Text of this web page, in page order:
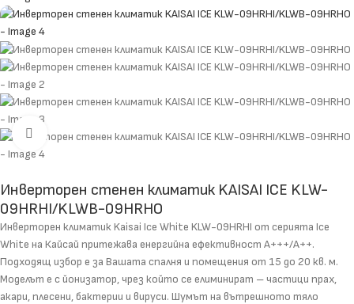
Увеличи
Инверторен стенен климатик KAISAI ICE KLW-
09HRHI/KLWB-09HRHO
Инверторен климатик Kaisai Ice White KLW-09HRHI от серията Ice
White на Кайсай притежава енергийна ефективност А+++/А++.
Подходящ избор е за Вашата спалня и помещения от 15 до 20 кв. м.
Моделът е с йонизатор, чрез който се елиминират – частици прах,
акари, плесени, бактерии и вируси. Шумът на вътрешното тяло